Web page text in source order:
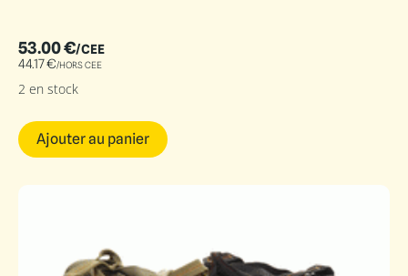
53.00€/CEE
44.17€/HORS CEE
2 en stock
Ajouter au panier